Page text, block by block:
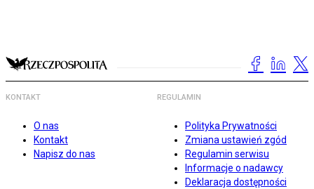
KONTAKT
O nas
Kontakt
Napisz do nas
REGULAMIN
Polityka Prywatności
Zmiana ustawień zgód
Regulamin serwisu
Informacje o nadawcy
Deklaracja dostępności